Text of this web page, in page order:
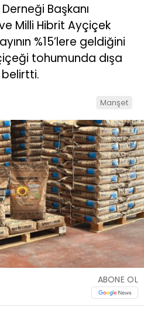
Başkanı
Milli Hibrit Ayçiçek
%15’lere geldiğini
tohumunda dışa
belirtti.
Manşet
ABONE OL